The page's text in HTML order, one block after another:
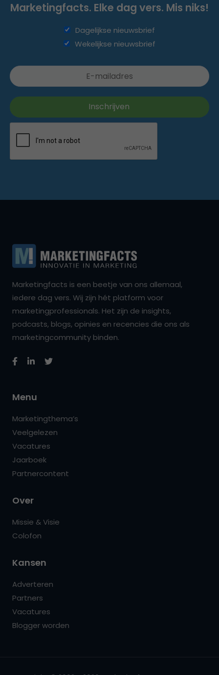
Marketingfacts. Elke dag vers. Mis niks!
Dagelijkse nieuwsbrief
Wekelijkse nieuwsbrief
Marketingfacts is een beetje van ons allemaal,
iedere dag vers. Wij zijn hét platform voor
marketingprofessionals. Het zijn de insights,
podcasts, blogs, opinies en recencies die ons als
marketingcommunity binden.
Menu
Marketingthema’s
Veelgelezen
Vacatures
Jaarboek
Partnercontent
Over
Missie & Visie
Colofon
Kansen
Adverteren
Partners
Vacatures
Blogger worden